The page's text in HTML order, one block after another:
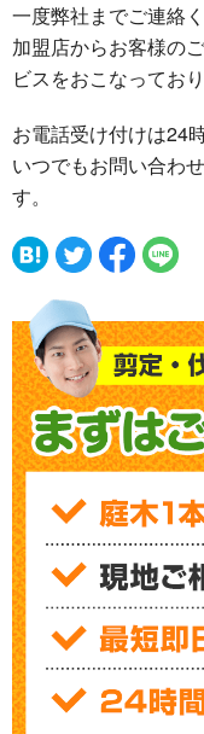
一度弊社までご連絡
加盟店からお客様の
ビスをおこなっており
お電話受け付けは24
いつでもお問い合わ
す。